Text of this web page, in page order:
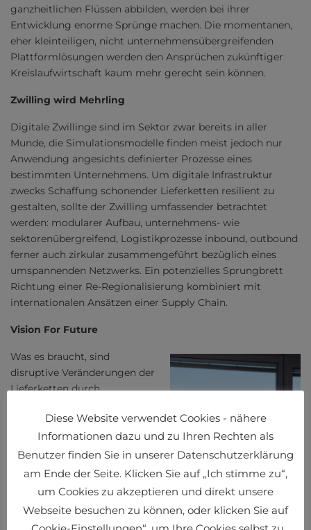
ganzheitlichen Flüssen abbilden, werden bei ihrer
Entwicklung enorme Sprünge machen. Die momentanen,
eher kleinteiligen, nicht unternehmensübergreifenden
Plattformlösungen werden den Ansprüchen zukünftiger
Kreislaufwirtschaft kaum mehr gerecht sein können.
Zwilling wird Mehrling
Digitale Zwillinge sind im Sektor zwar bereits in aller
Munde, die Simulationsmodelle finden meist jedoch nur
Anwendung angesichts definierter Prozesse eines
bestimmten Unternehmens. Um digitale Infrastruktur
zwecks Schaffung schonender Lieferketten resilient zu
gestalten, sollte der Zwilling umfassender betrachtet
werden: modularer Aufbau, unternehmens- wie
sektorenübergreifend, Logistikprozesse inbound, outbound
ferner auch zirkular zusammengeführt bezüglich eines
umspannenden Netzwerks. Ein potenzielles Sprungbrett
Richtung einer Re-Regionalisierung kombiniert mit
internationalen Ansätzen einer Supply Chain.
Vision For Future
Was es braucht, sind
disruptive Veränderungen der
Lieferketten durch
ganzheitlicher Kooperation.
Die enge Zusammenarbeit
aller Branchen ist nicht nur
Enabler wirtschaftlichen
Gewinn für die Gesellschaft.
Durch
Diese Website verwendet Cookies - nähere
Informationen dazu und zu Ihren Rechten als
Benutzer finden Sie in unserer Datenschutzerklärung
am Ende der Seite. Klicken Sie auf „Ich stimme zu“,
um Cookies zu akzeptieren und direkt unsere
Webseite besuchen zu können, oder klicken Sie auf